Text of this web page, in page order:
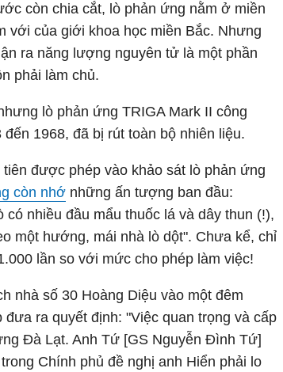
còn chia cắt, lò phản ứng nằm ở miền
với của giới khoa học miền Bắc. Nhưng
ra năng lượng nguyên tử là một phần
phải làm chủ.
lò phản ứng TRIGA Mark II công
1968, đã bị rút toàn bộ nhiên liệu.
được phép vào khảo sát lò phản ứng
còn nhớ những ấn tượng ban đầu:
nhiều đầu mẩu thuốc lá và dây thun (!),
một hướng, mái nhà lò dột". Chưa kể, chỉ
lần so với mức cho phép làm việc!
nhà số 30 Hoàng Diệu vào một đêm
ra quyết định: "Việc quan trọng và cấp
Đà Lạt. Anh Tứ [GS Nguyễn Đình Tứ]
Chính phủ đề nghị anh Hiển phải lo